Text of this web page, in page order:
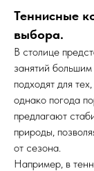
Теннисные
выбора.
В столице
занятий
подходят для
однако погода
предлагают
природы,
от сезона.
Например, в